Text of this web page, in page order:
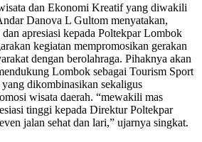
dan Ekonomi Kreatif yang diwakili
Danova L Gultom menyatakan,
apresiasi kepada Poltekpar Lombok
kegiatan mempromosikan gerakan
dengan berolahraga. Pihaknya akan
Lombok sebagai Tourism Sport
dikombinasikan sekaligus
wisata daerah. “mewakili mas
tinggi kepada Direktur Poltekpar
jalan sehat dan lari,” ujarnya singkat.